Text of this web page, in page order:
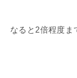
なると2倍程度ま